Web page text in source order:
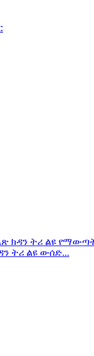
ትሪ ልዩ ውሰድ...